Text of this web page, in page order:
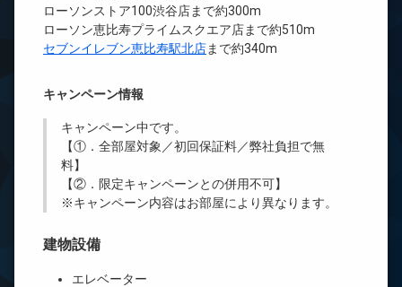
ローソンストア100渋谷店まで約300m
ローソン恵比寿プライムスクエア店まで約510m
セブンイレブン恵比寿駅北店まで約340m
キャンペーン情報
キャンペーン中です。
【①．全部屋対象／初回保証料／弊社負担で無
料】
【②．限定キャンペーンとの併用不可】
※キャンペーン内容はお部屋により異なります。
建物設備
エレベーター